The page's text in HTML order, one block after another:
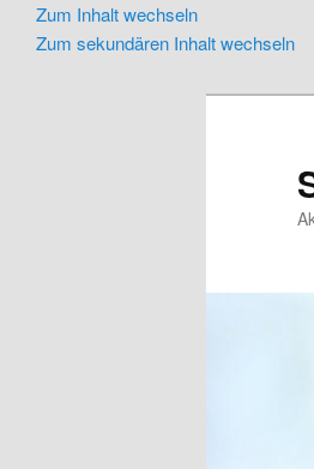
Zum Inhalt wechseln
Zum sekundären Inhalt wechseln